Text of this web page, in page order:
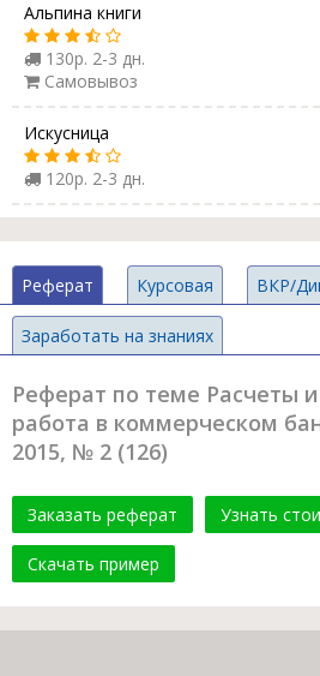
Альпина книги
130р. 2-3 дн.
Самовывоз
Искусница
120р. 2-3 дн.
Реферат Курсовая ВКР/
Заработать на знаниях
Реферат по теме Расчеты
работа в коммерческом
2015, № 2 (126)
Заказать реферат Узнать
Скачать пример